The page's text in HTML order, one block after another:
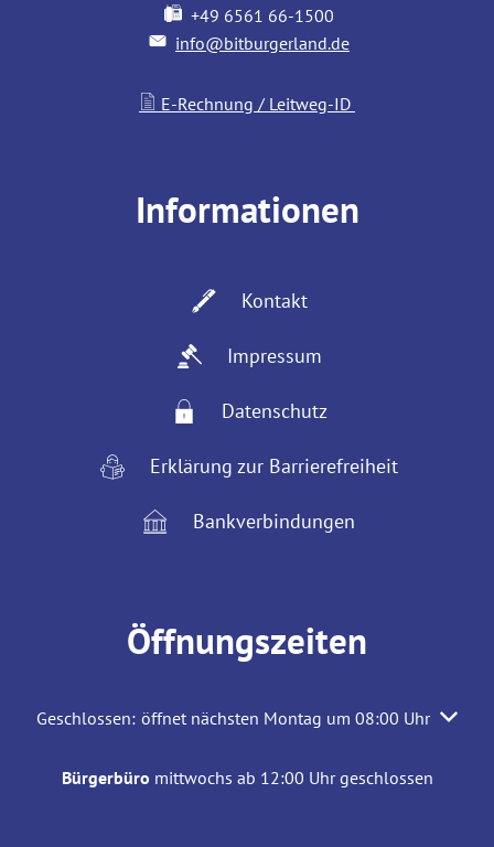
+49 6561 66-1500
info@bitburgerland.de
E-Rechnung / Leitweg-ID
Informationen
Kontakt
Impressum
Datenschutz
Erklärung zur Barrierefreiheit
Bankverbindungen
Öffnungszeiten
Klicken, um weitere Öffnungs- oder Schließzeiten
Geschlossen: öffnet nächsten Montag um 08:00 Uhr
Bürgerbüro mittwochs ab 12:00 Uhr geschlossen